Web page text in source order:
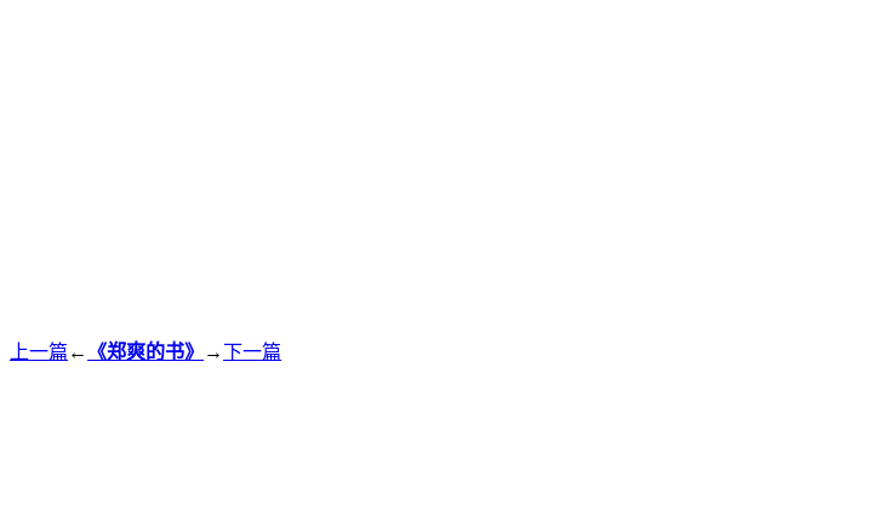
上一篇 ← 《郑爽的书》 →下一篇